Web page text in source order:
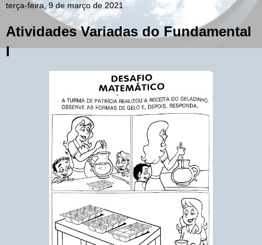
terça-feira, 9 de março de 2021
Atividades Variadas do Fundamental
I